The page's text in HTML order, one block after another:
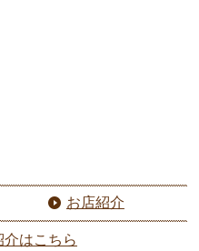
お店紹介
介はこちら